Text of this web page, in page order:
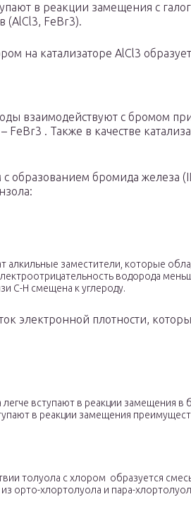
в реакции замещения с
(AlCl3, FeBr3).
на катализаторе AlCl3
взаимодействуют с бромом
– FeBr3 . Также в качестве
образованием бромида железа
алкильные заместители, которые
водорода
С-Н смещена к углероду.
электронной плотности,
вступают в реакции замещения в
в реакции замещения
толуола с хлором образуется
орто-хлортолуола и пара-